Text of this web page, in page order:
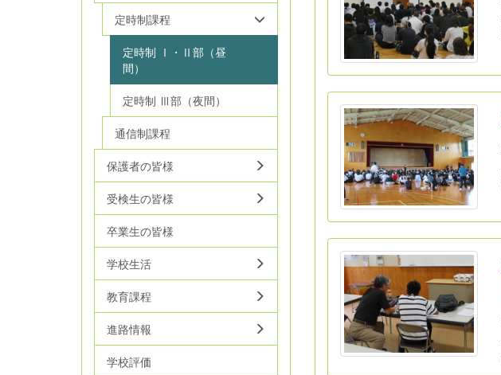
定時制課程
定時制 Ⅰ・Ⅱ部（昼
間）
定時制 Ⅲ部（夜間）
通信制課程
保護者の皆様
受検生の皆様
卒業生の皆様
学校生活
教育課程
進路情報
学校評価